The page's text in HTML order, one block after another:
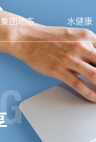
集团动态 水健康